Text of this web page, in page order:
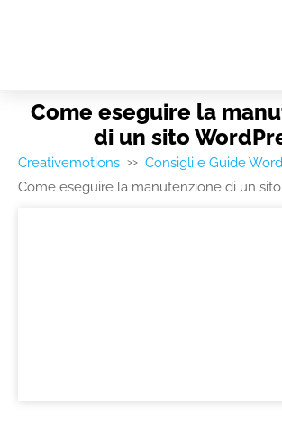
Come eseguire la
di un sito
Creativemotions >> Consigli e Guide
Come eseguire la manutenzione di un